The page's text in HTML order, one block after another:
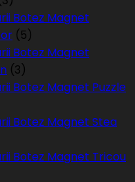
Botez Magnet
(5)
Botez Magnet
(3)
Botez Magnet Puzzle
Botez Magnet Stea
Botez Magnet Tricou